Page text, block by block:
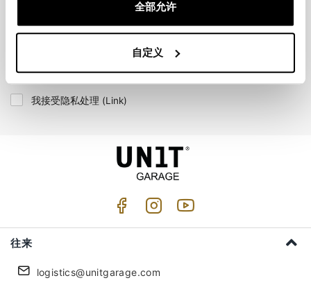
全部允许
自定义
我接受隐私处理 (Link)
往来
logistics@unitgarage.com